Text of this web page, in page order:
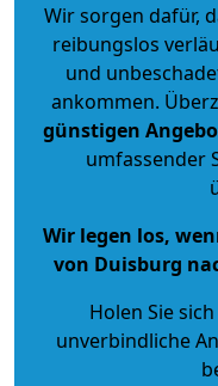
Wir sorgen dafür,
reibungslos
und
ankommen.
günstigen
umfassender
Wir legen los,
von Duisburg
Holen Sie
unverbindliche